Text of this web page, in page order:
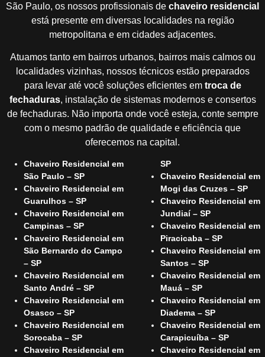
São Paulo, os nossos profissionais de chaveiro residencial
está presente em diversas localidades na região
metropolitana e em cidades adjacentes.
Atuamos tanto em bairros urbanos, bairros mais calmos ou
localidades vizinhas, nossos técnicos estão preparados
para levar até você soluções eficientes em troca de
fechaduras, instalação de sistemas modernos e consertos
de fechaduras. Não importa onde você esteja, conte sempre
com o mesmo padrão de qualidade e eficiência que
oferecemos na capital.
Chaveiro Residencial em
São Paulo – SP
Chaveiro Residencial em
Guarulhos – SP
Chaveiro Residencial em
Campinas – SP
Chaveiro Residencial em
São Bernardo do Campo
– SP
Chaveiro Residencial em
Santo André – SP
Chaveiro Residencial em
Osasco – SP
Chaveiro Residencial em
Sorocaba – SP
Chaveiro Residencial em
SP
Chaveiro Residencial em
Mogi das Cruzes – SP
Chaveiro Residencial em
Jundiaí – SP
Chaveiro Residencial em
Piracicaba – SP
Chaveiro Residencial em
Santos – SP
Chaveiro Residencial em
Mauá – SP
Chaveiro Residencial em
Diadema – SP
Chaveiro Residencial em
Carapicuíba – SP
Chaveiro Residencial em